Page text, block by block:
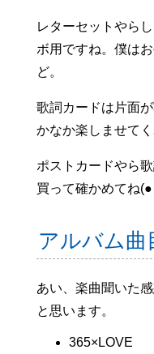
レターセットやら
ボ用ですね。僕は
ど。
歌詞カードは片面
かなか楽しませてく
ポストカードやら
買って確かめてね
アルバム曲
あい、楽曲聞いた
と思います。
365×LOVE